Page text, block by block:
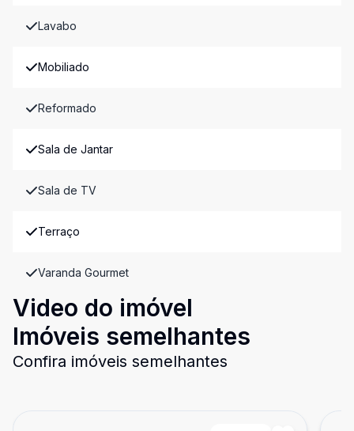
Lavabo
Mobiliado
Reformado
Sala de Jantar
Sala de TV
Terraço
Varanda Gourmet
Video do imóvel
Imóveis semelhantes
Confira imóveis semelhantes